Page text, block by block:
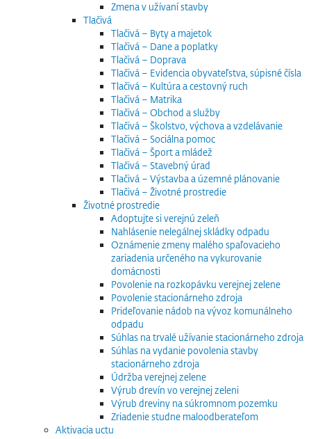
Zmena v užívaní stavby
Tlačivá
Tlačivá – Byty a majetok
Tlačivá – Dane a poplatky
Tlačivá – Doprava
Tlačivá – Evidencia obyvateľstva, súpisné čísla
Tlačivá – Kultúra a cestovný ruch
Tlačivá – Matrika
Tlačivá – Obchod a služby
Tlačivá – Školstvo, výchova a vzdelávanie
Tlačivá – Sociálna pomoc
Tlačivá – Šport a mládež
Tlačivá – Stavebný úrad
Tlačivá – Výstavba a územné plánovanie
Tlačivá – Životné prostredie
Životné prostredie
Adoptujte si verejnú zeleň
Nahlásenie nelegálnej skládky odpadu
Oznámenie zmeny malého spaľovacieho
zariadenia určeného na vykurovanie
domácnosti
Povolenie na rozkopávku verejnej zelene
Povolenie stacionárneho zdroja
Prideľovanie nádob na vývoz komunálneho
odpadu
Súhlas na trvalé užívanie stacionárneho zdroja
Súhlas na vydanie povolenia stavby
stacionárneho zdroja
Údržba verejnej zelene
Výrub drevín vo verejnej zeleni
Výrub dreviny na súkromnom pozemku
Zriadenie studne maloodberateľom
Aktivacia uctu